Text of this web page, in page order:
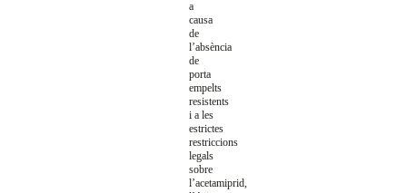
a
causa
de
l’absència
de
porta
empelts
resistents
i a les
estrictes
restriccions
legals
sobre
l’acetamiprid,